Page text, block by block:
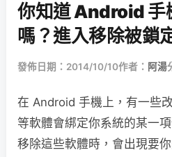
你知道 Android 手
嗎？進入移除被鎖
發佈日期：2014/10/10作者： 阿湯
在 Android 手機上，有一些
等軟體會綁定你系統的某一
移除這些軟體時，會出現要